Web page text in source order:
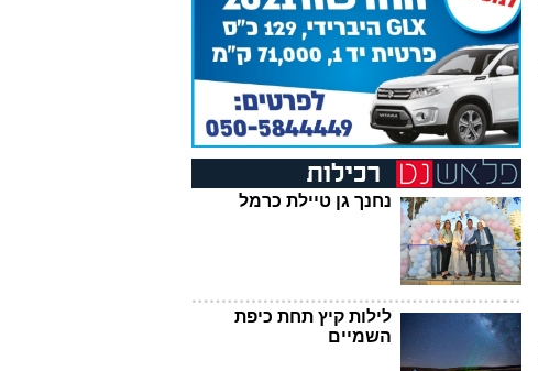
נחנך גן טיילת כרמל
לילות קיץ תחת כיפת
השמיים